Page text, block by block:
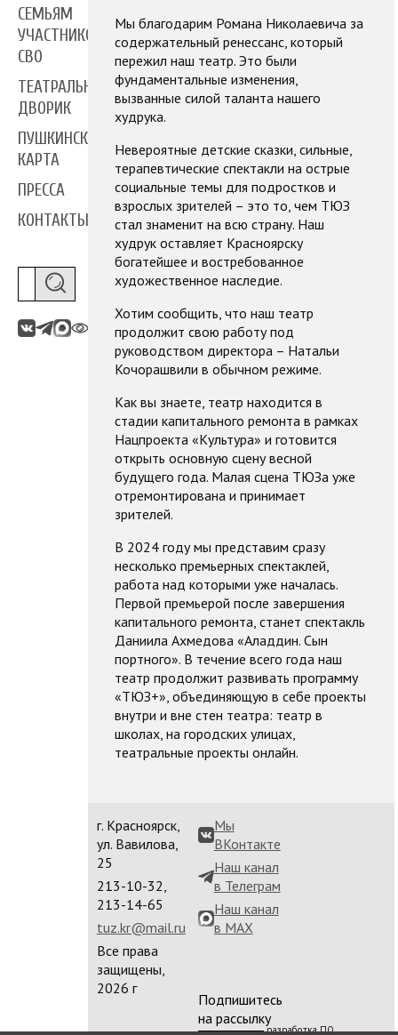
СЕМЬЯМ
УЧАСТНИКОВ
СВО
ТЕАТРАЛЬНЫЙ
ДВОРИК
ПУШКИНСКАЯ
КАРТА
ПРЕССА
КОНТАКТЫ
Мы благодарим Романа Николаевича за
содержательный ренессанс, который
пережил наш театр. Это были
фундаментальные изменения,
вызванные силой таланта нашего
худрука.
Невероятные детские сказки, сильные,
терапевтические спектакли на острые
социальные темы для подростков и
взрослых зрителей – это то, чем ТЮЗ
стал знаменит на всю страну. Наш
худрук оставляет Красноярску
богатейшее и востребованное
художественное наследие.
Хотим сообщить, что наш театр
продолжит свою работу под
руководством директора – Натальи
Кочорашвили в обычном режиме.
Как вы знаете, театр находится в
стадии капитального ремонта в рамках
Нацпроекта «Культура» и готовится
открыть основную сцену весной
будущего года. Малая сцена ТЮЗа уже
отремонтирована и принимает
зрителей.
В 2024 году мы представим сразу
несколько премьерных спектаклей,
работа над которыми уже началась.
Первой премьерой после завершения
капитального ремонта, станет спектакль
Даниила Ахмедова «Аладдин. Сын
портного». В течение всего года наш
театр продолжит развивать программу
«ТЮЗ+», объединяющую в себе проекты
внутри и вне стен театра: театр в
школах, на городских улицах,
театральные проекты онлайн.
г. Красноярск,
ул. Вавилова,
25
213-10-32,
213-14-65
tuz.kr@mail.ru
Все права
защищены,
2026 г
Мы
ВКонтакте
Наш канал
в Телеграм
Наш канал
в MAX
Подпишитесь
на рассылку
разработка ПО